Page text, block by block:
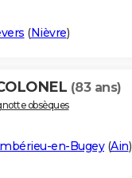
(Nièvre)
(83 ans)
obsèques
en-Bugey(Ain)